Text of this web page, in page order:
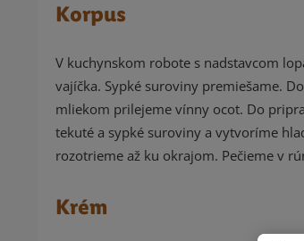
Korpus
V kuchynskom robote s nadstavcom
vajíčka. Sypké suroviny premiešame.
mliekom prilejeme vínny ocot. Do
tekuté a sypké suroviny a vytvoríme
rozotrieme až ku okrajom. Pečieme v
Krém